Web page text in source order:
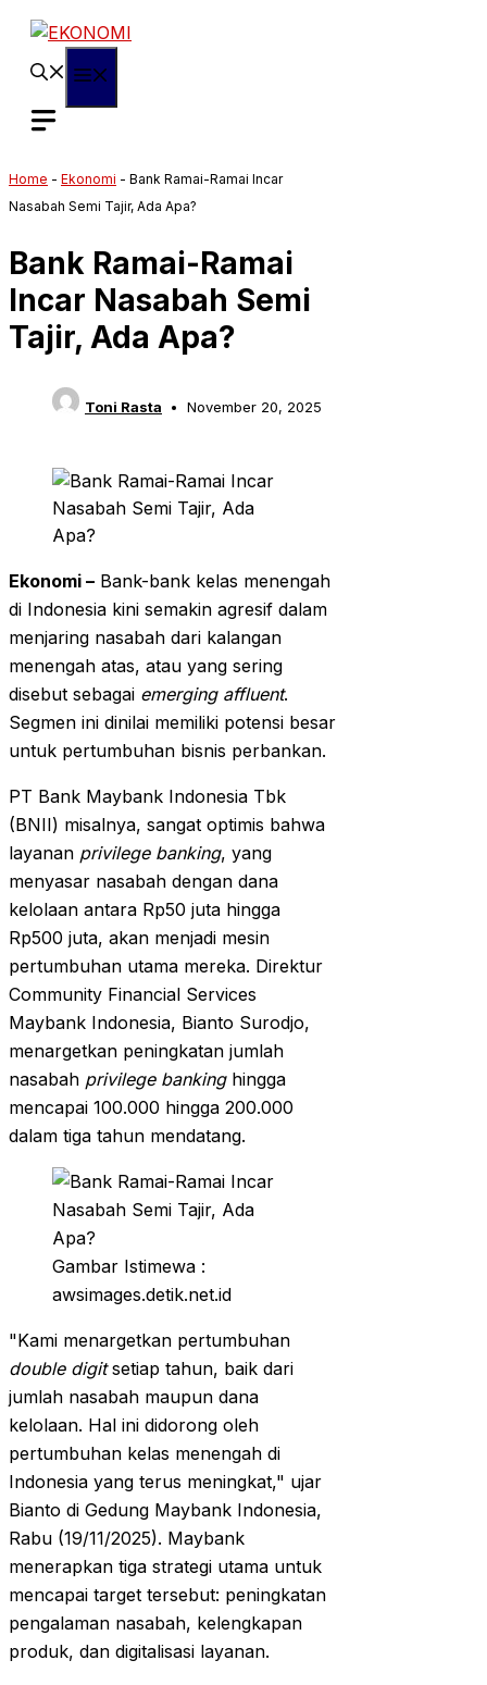
Langsung
Home - Ekonomi - Bank Ramai-Ramai Incar
Nasabah Semi Tajir, Ada Apa?
Bank Ramai-Ramai
Incar Nasabah Semi
Tajir, Ada Apa?
Toni Rasta November 20, 2025
Ekonomi – Bank-bank kelas menengah
di Indonesia kini semakin agresif dalam
menjaring nasabah dari kalangan
menengah atas, atau yang sering
disebut sebagai emerging affluent.
Segmen ini dinilai memiliki potensi besar
untuk pertumbuhan bisnis perbankan.
PT Bank Maybank Indonesia Tbk
(BNII) misalnya, sangat optimis bahwa
layanan privilege banking, yang
menyasar nasabah dengan dana
kelolaan antara Rp50 juta hingga
Rp500 juta, akan menjadi mesin
pertumbuhan utama mereka. Direktur
Community Financial Services
Maybank Indonesia, Bianto Surodjo,
menargetkan peningkatan jumlah
nasabah privilege bankinghingga
mencapai 100.000 hingga 200.000
dalam tiga tahun mendatang.
Gambar Istimewa :
awsimages.detik.net.id
"Kami menargetkan pertumbuhan
double digitsetiap tahun, baik dari
jumlah nasabah maupun dana
kelolaan. Hal ini didorong oleh
pertumbuhan kelas menengah di
Indonesia yang terus meningkat," ujar
Bianto di Gedung Maybank Indonesia,
Rabu (19/11/2025). Maybank
menerapkan tiga strategi utama untuk
mencapai target tersebut: peningkatan
pengalaman nasabah, kelengkapan
produk, dan digitalisasi layanan.